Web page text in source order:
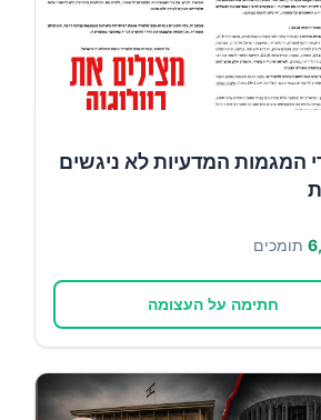
המגמות המדעיות לא ניגשים
תומכים
חתימה על העצומה